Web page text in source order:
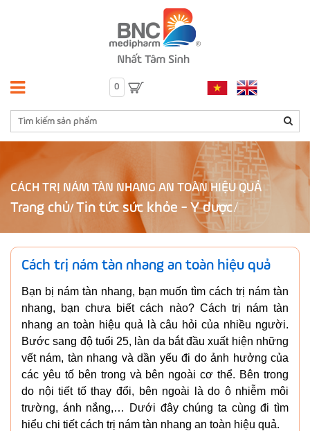
0
CÁCH TRỊ NÁM TÀN NHANG AN TOÀN HIỆU QUẢ
Trang chủ/ Tin tức sức khỏe - Y dược
Cách trị nám tàn nhang an toàn hiệu quả
Bạn bị nám tàn nhang, bạn muốn tìm cách trị nám tàn
nhang, bạn chưa biết cách nào? Cách trị nám tàn
nhang an toàn hiệu quả là câu hỏi của nhiều người.
Bước sang độ tuổi 25, làn da bắt đầu xuất hiện những
vết nám, tàn nhang và dần yếu đi do ảnh hưởng của
các yêu tố bên trong và bên ngoài cơ thể. Bên trong
do nội tiết tố thay đổi, bên ngoài là do ô nhiễm môi
trường, ánh nắng,… Dưới đây chúng ta cùng đi tìm
hiểu chi tiết cách trị nám tàn nhang an toàn hiệu quả.